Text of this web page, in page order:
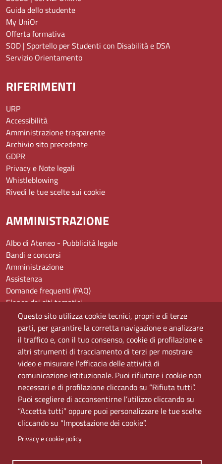
Questo sito utilizza cookie tecnici, propri e di terze
parti, per garantire la corretta navigazione e analizzare
il traffico e, con il tuo consenso, cookie di profilazione e
altri strumenti di tracciamento di terzi per mostrare
video e misurare l'efficacia delle attività di
comunicazione istituzionale. Puoi rifiutare i cookie non
necessari e di profilazione cliccando su “Rifiuta tutti”.
Puoi scegliere di acconsentirne l’utilizzo cliccando su
“Accetta tutti” oppure puoi personalizzare le tue scelte
cliccando su “Impostazione dei cookie”.
Privacy e cookie policy
Guida dello studente
My UniOr
Offerta formativa
SOD | Sportello per Studenti con Disabilità e DSA
Servizio Orientamento
RIFERIMENTI
URP
Accessibilità
Amministrazione trasparente
Archivio sito precedente
GDPR
Privacy e Note legali
Whistleblowing
Rivedi le tue scelte sui cookie
AMMINISTRAZIONE
Albo di Ateneo - Pubblicità legale
Bandi e concorsi
Amministrazione
Assistenza
Domande frequenti (FAQ)
Elenco dei siti tematici
Mappa del sito
PEC
Rete Wi-Fi Eduroam
Servizio Proxy
Guida all’uso del portale